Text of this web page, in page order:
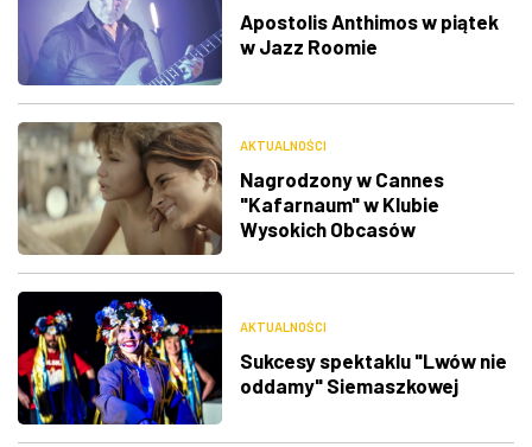
Apostolis Anthimos w piątek
w Jazz Roomie
AKTUALNOŚCI
Nagrodzony w Cannes
"Kafarnaum" w Klubie
Wysokich Obcasów
AKTUALNOŚCI
Sukcesy spektaklu "Lwów nie
oddamy" Siemaszkowej